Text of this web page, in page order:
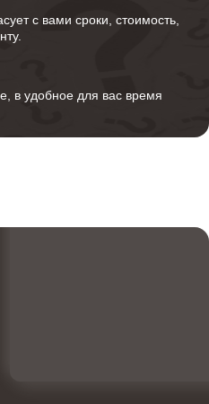
с вами сроки, стоимость,
в удобное для вас время